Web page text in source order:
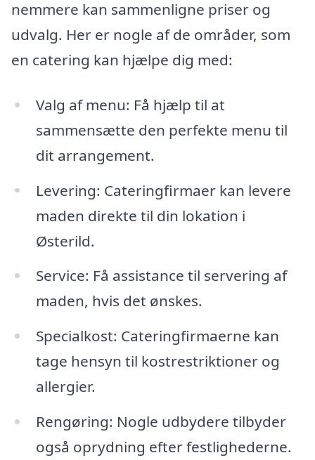
nemmere kan sammenligne priser og
udvalg. Her er nogle af de områder, som
en catering kan hjælpe dig med:
Valg af menu: Få hjælp til at
sammensætte den perfekte menu til
dit arrangement.
Levering: Cateringfirmaer kan levere
maden direkte til din lokation i
Østerild.
Service: Få assistance til servering af
maden, hvis det ønskes.
Specialkost: Cateringfirmaerne kan
tage hensyn til kostrestriktioner og
allergier.
Rengøring: Nogle udbydere tilbyder
også oprydning efter festlighederne.